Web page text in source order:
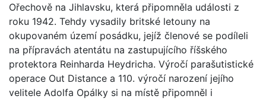
Ořechově na Jihlavsku, která připomněla události z
roku 1942. Tehdy vysadily britské letouny na
okupovaném území posádku, jejíž členové se podíleli
na přípravách atentátu na zastupujícího říšského
protektora Reinharda Heydricha. Výročí parašutistické
operace Out Distance a 110. výročí narození jejího
velitele Adolfa Opálky si na místě připomněl i